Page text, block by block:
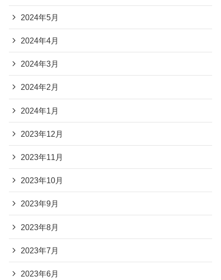
2024年5月
2024年4月
2024年3月
2024年2月
2024年1月
2023年12月
2023年11月
2023年10月
2023年9月
2023年8月
2023年7月
2023年6月